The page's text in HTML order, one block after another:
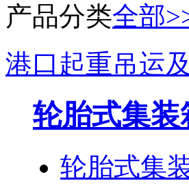
产品分类全部
港口起重吊运
轮胎式集
轮胎式集